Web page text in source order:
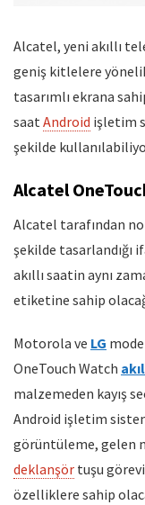
Alcatel, yeni akıllı
geniş kitlelere
tasarımlı ekrana
saatAndroid işletim
şekilde
Alcatel
Alcatel tarafından
şekilde tasarlandığı
akıllı saatin aynı
etiketine sahip
Motorola ve LG
OneTouch Watch
malzemeden kayış
Android işletim
görüntüleme, gelen
deklanşör tuşu
özelliklere sahip